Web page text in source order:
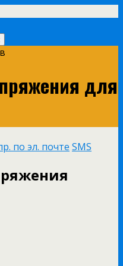
для
по эл. почте SMS